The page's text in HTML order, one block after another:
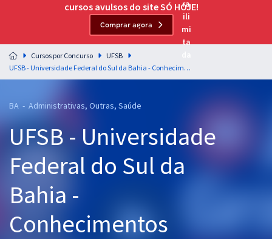
Residências Multiprofissionais
Preparação completa e intensiva para as principais
residências em saúde do Brasil
Cursos 20% OFF
Pós
Graduação
OAB
cursos avulsos do site SÓ HOJE!
Comprar agora
Cursos por Concurso
UFSB
UFSB - Universidade Federal do Sul da Bahia - Conhecimentos Específicos para o Cargo de Químico
BA - Administrativas, Outras, Saúde
UFSB - Universidade
Federal do Sul da
Bahia -
Conhecimentos